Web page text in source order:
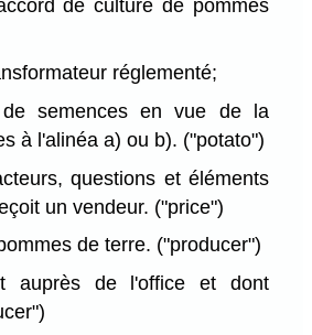
de culture de pommes
réglementé;
semences en vue de la
à l'alinéa a) ou b). ("potato")
questions et éléments
un vendeur. ("price")
de terre. ("producer")
auprès de l'office et dont